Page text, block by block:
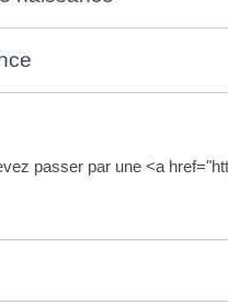
passer par une <a